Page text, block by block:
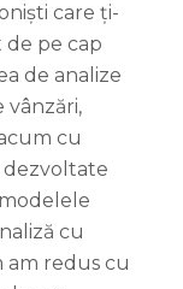
care ți-
de pe cap
de analize
vânzări,
cu
dezvoltate
cu
am redus cu